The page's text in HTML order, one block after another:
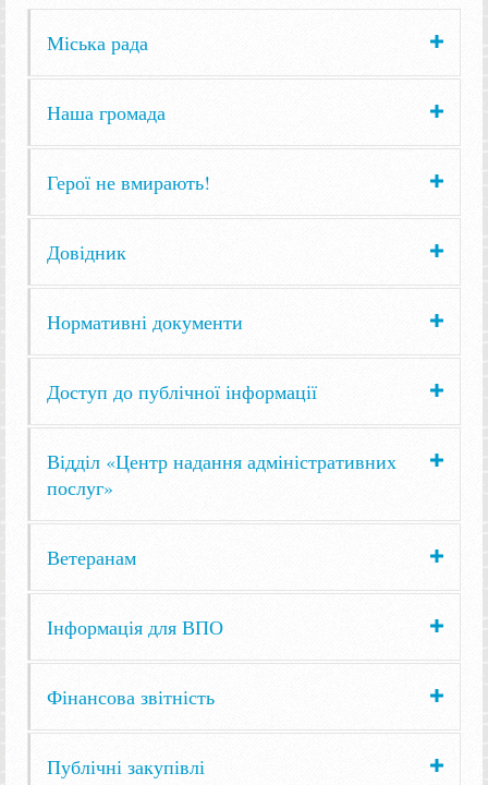
Міська рада
Наша громада
Герої не вмирають!
Довідник
Нормативні документи
Доступ до публічної інформації
Відділ «Центр надання адміністративних
послуг»
Ветеранам
Інформація для ВПО
Фінансова звітність
Публічні закупівлі